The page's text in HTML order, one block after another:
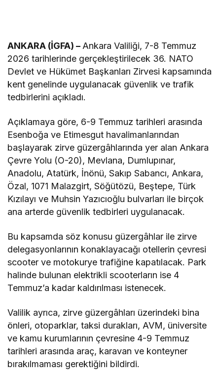
ANKARA (İGFA) – Ankara Valiliği, 7-8 Temmuz
2026 tarihlerinde gerçekleştirilecek 36. NATO
Devlet ve Hükümet Başkanları Zirvesi kapsamında
kent genelinde uygulanacak güvenlik ve trafik
tedbirlerini açıkladı.
Açıklamaya göre, 6-9 Temmuz tarihleri arasında
Esenboğa ve Etimesgut havalimanlarından
başlayarak zirve güzergâhlarında yer alan Ankara
Çevre Yolu (O-20), Mevlana, Dumlupınar,
Anadolu, Atatürk, İnönü, Sakıp Sabancı, Ankara,
Özal, 1071 Malazgirt, Söğütözü, Beştepe, Türk
Kızılayı ve Muhsin Yazıcıoğlu bulvarları ile birçok
ana arterde güvenlik tedbirleri uygulanacak.
Bu kapsamda söz konusu güzergâhlar ile zirve
delegasyonlarının konaklayacağı otellerin çevresi
scooter ve motokurye trafiğine kapatılacak. Park
halinde bulunan elektrikli scooterların ise 4
Temmuz’a kadar kaldırılması istenecek.
Valilik ayrıca, zirve güzergâhları üzerindeki bina
önleri, otoparklar, taksi durakları, AVM, üniversite
ve kamu kurumlarının çevresine 4-9 Temmuz
tarihleri arasında araç, karavan ve konteyner
bırakılmaması gerektiğini bildirdi.